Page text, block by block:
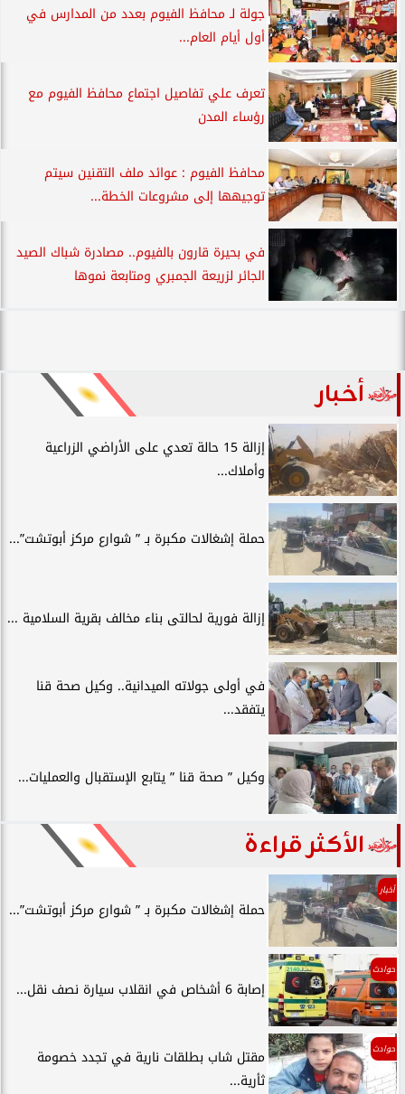
جولة لـ محافظ الفيوم بعدد من المدارس في
أول أيام العام...
تعرف علي تفاصيل اجتماع محافظ الفيوم مع
رؤساء المدن
محافظ الفيوم : عوائد ملف التقنين سيتم
توجيهها إلى مشروعات الخطة...
في بحيرة قارون بالفيوم.. مصادرة شباك الصيد
الجائر لزريعة الجمبري ومتابعة نموها
أخبار
إزالة 15 حالة تعدي على الأراضي الزراعية
وأملاك...
حملة إشغالات مكبرة بـ ” شوارع مركز أبوتشت”...
إزالة فورية لحالتى بناء مخالف بقرية السلامية ...
في أولى جولاته الميدانية.. وكيل صحة قنا
يتفقد...
وكيل ” صحة قنا ” يتابع الإستقبال والعمليات...
الأكثر قراءة
أخبار
حملة إشغالات مكبرة بـ ” شوارع مركز أبوتشت”...
حوادث
إصابة 6 أشخاص في انقلاب سيارة نصف نقل...
حوادث
مقتل شاب بطلقات نارية في تجدد خصومة
ثأرية...